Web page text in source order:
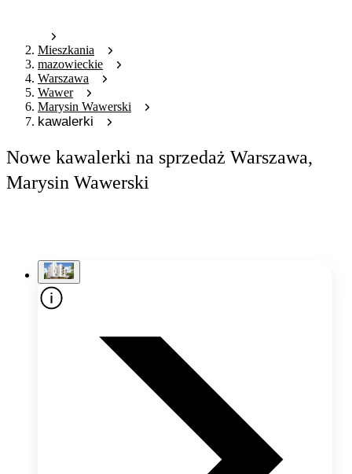
Mieszkania
mazowieckie
Warszawa
Wawer
Marysin Wawerski
kawalerki
Nowe kawalerki na sprzedaż Warszawa,
Marysin Wawerski